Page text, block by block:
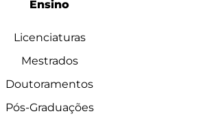
Ensino
Licenciaturas
Mestrados
Doutoramentos
Pós-Graduações